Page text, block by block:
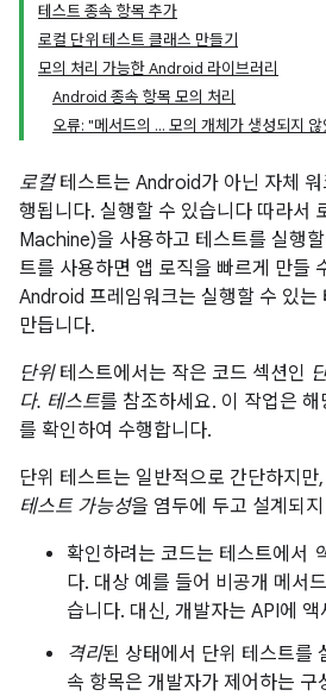
테스트 종속 항목 추가
로컬 단위 테스트 클래스 만들기
모의 처리 가능한 Android 라이브러리
Android 종속 항목 모의 처리
오류: "메서드의 ... 모의 개체가 생성되지
로컬테스트는 Android가 아닌 자체 워
행됩니다. 실행할 수 있습니다 따라서
Machine)을 사용하고 테스트를 실행
트를 사용하면 앱 로직을 빠르게 만들
Android 프레임워크는 실행할 수 있는
만듭니다.
단위테스트에서는 작은 코드 섹션인
다. 테스트를 참조하세요. 이 작업은
를 확인하여 수행합니다.
단위 테스트는 일반적으로 간단하지만,
테스트 가능성을 염두에 두고 설계되
확인하려는 코드는 테스트에서
다. 대상 예를 들어 비공개 메서
습니다. 대신, 개발자는 API에
격리된 상태에서 단위 테스트를
속 항목은 개발자가 제어하는